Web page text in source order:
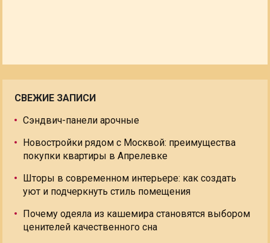
СВЕЖИЕ ЗАПИСИ
Сэндвич-панели арочные
Новостройки рядом с Москвой: преимущества
покупки квартиры в Апрелевке
Шторы в современном интерьере: как создать
уют и подчеркнуть стиль помещения
Почему одеяла из кашемира становятся выбором
ценителей качественного сна